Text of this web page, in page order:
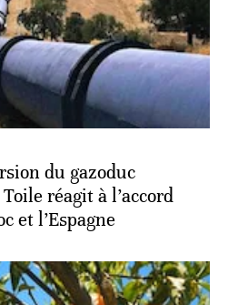
du gazoduc
réagit à l’accord
et l’Espagne